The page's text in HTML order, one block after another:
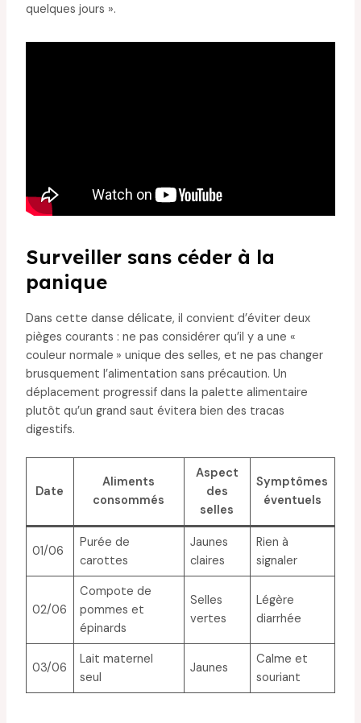
quelques jours ».
Surveiller sans céder à la
panique
Dans cette danse délicate, il convient d’éviter deux
pièges courants : ne pas considérer qu’il y a une «
couleur normale » unique des selles, et ne pas changer
brusquement l’alimentation sans précaution. Un
déplacement progressif dans la palette alimentaire
plutôt qu’un grand saut évitera bien des tracas
digestifs.
Date
Aliments
consommés
Aspect
des
selles
Symptômes
éventuels
01/06
Purée de
carottes
Jaunes
claires
Rien à
signaler
02/06
Compote de
pommes et
épinards
Selles
vertes
Légère
diarrhée
03/06
Lait maternel
seul
Jaunes
Calme et
souriant